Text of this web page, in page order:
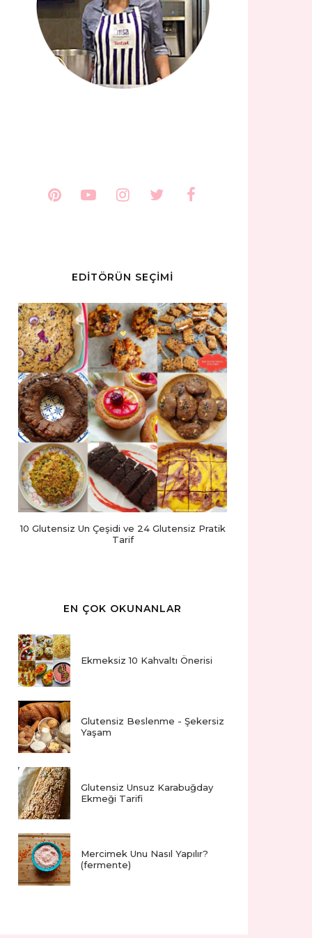
EDİTÖRÜN SEÇİMİ
10 Glutensiz Un Çeşidi ve 24 Glutensiz Pratik
Tarif
EN ÇOK OKUNANLAR
Ekmeksiz 10 Kahvaltı Önerisi
Glutensiz Beslenme - Şekersiz
Yaşam
Glutensiz Unsuz Karabuğday
Ekmeği Tarifi
Mercimek Unu Nasıl Yapılır?
(fermente)